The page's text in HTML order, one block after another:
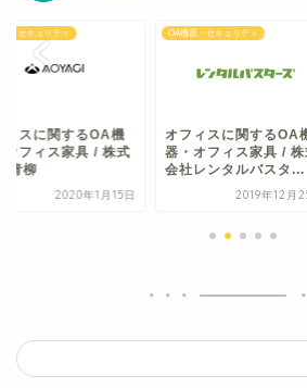
・セキュリティ
ィスに関するOA機
オフィス家具 / 株式
青柳
2020年1月15日
OA機器・セキュリティ
オフィスに関するOA
器・オフィス家具 / 株
会社レンタルバスタ...
2019年12月